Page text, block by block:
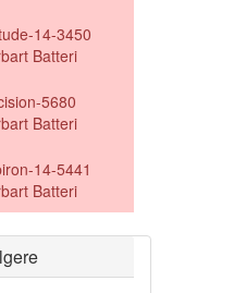
14-3450
Batteri
5680
Batteri
14-5441
Batteri